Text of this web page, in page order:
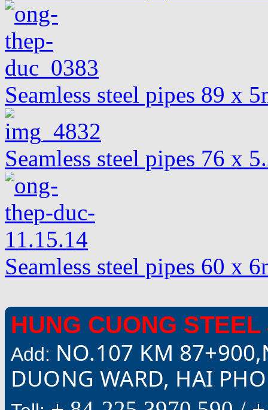
Seamless steel pipes 89 x
Seamless steel pipes 76 x
Seamless steel pipes 60 x
HUNG CUONG
Add: NO.107 KM
DUONG WARD, HAI